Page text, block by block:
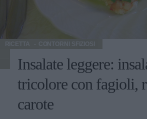
RICETTA CONTORNI SFIZIOSI
Insalate leggere:
tricolore con fagioli,
carote